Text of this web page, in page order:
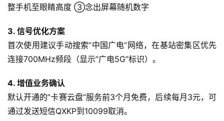
随
W
i
F
i
快
讯
整手机至眼睛高度 ③念出屏幕随机数字
3. 信号优化方案
首次使用建议手动搜索”中国广电”网络，在基站密集区优先
连接700MHz频段（显示”广电5G”标识）。
4. 增值业务确认
默认开通的”卡赛云盘”服务前3个月免费，后续每月3元，可
通过发送短信QXKP到10099取消。